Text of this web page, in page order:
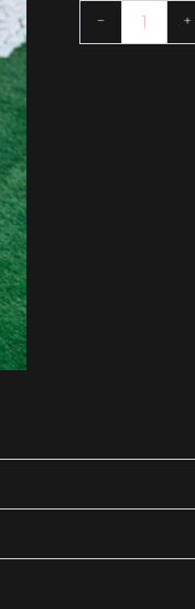
- +